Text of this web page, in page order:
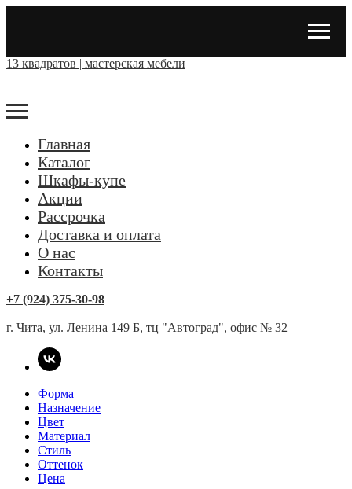
13 квадратов | мастерская мебели
Главная
Каталог
Шкафы-купе
Акции
Рассрочка
Доставка и оплата
О нас
Контакты
+7 (924) 375-30-98
г. Чита, ул. Ленина 149 Б, тц "Автоград", офис № 32
Форма
Назначение
Цвет
Материал
Стиль
Оттенок
Цена